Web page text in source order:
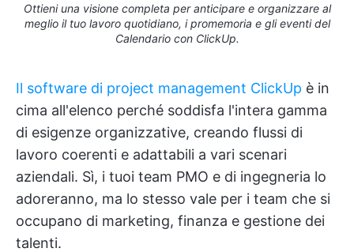
Ottieni una visione completa per anticipare e organizzare al
meglio il tuo lavoro quotidiano, i promemoria e gli eventi del
Calendario con ClickUp.
Il software di project management ClickUp è in
cima all'elenco perché soddisfa l'intera gamma
di esigenze organizzative, creando flussi di
lavoro coerenti e adattabili a vari scenari
aziendali. Sì, i tuoi team PMO e di ingegneria lo
adoreranno, ma lo stesso vale per i team che si
occupano di marketing, finanza e gestione dei
talenti.